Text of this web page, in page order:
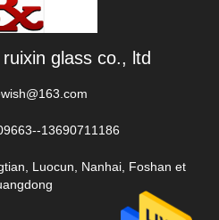
glass co., ltd
13690711186
Luocun, Nanhai, Foshan et